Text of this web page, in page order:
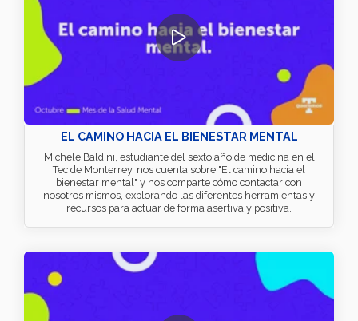
EL CAMINO HACIA EL BIENESTAR MENTAL
Michele Baldini, estudiante del sexto año de medicina en el
Tec de Monterrey, nos cuenta sobre "El camino hacia el
bienestar mental" y nos comparte cómo contactar con
nosotros mismos, explorando las diferentes herramientas y
recursos para actuar de forma asertiva y positiva.